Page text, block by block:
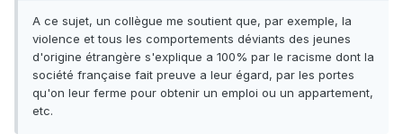
A ce sujet, un collègue me soutient que, par exemple, la
violence et tous les comportements déviants des jeunes
d'origine étrangère s'explique a 100% par le racisme dont la
société française fait preuve a leur égard, par les portes
qu'on leur ferme pour obtenir un emploi ou un appartement,
etc.